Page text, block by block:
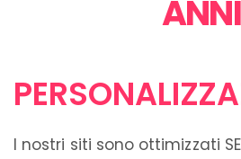
ANNI
I nostri siti sono ottimizzati